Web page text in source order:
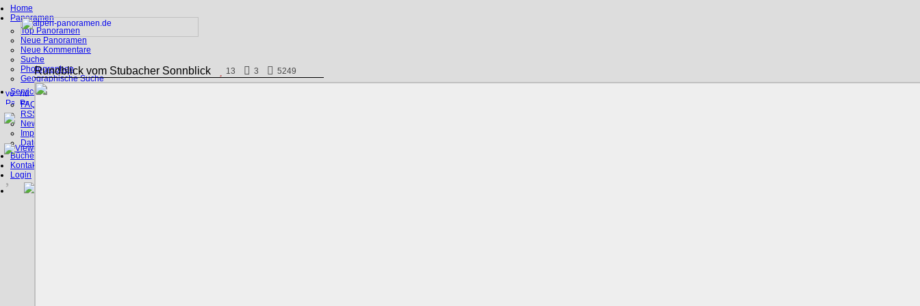
Home
Panoramen
Top Panoramen
Neue Panoramen
Neue Kommentare
Suche
Photographen
Geographische Suche
Service
FAQ
RSS, Google Earth
News
Impressum
Datenschutz
Bücher
Kontakt
Login
Rundblick vom Stubacher Sonnblick 13 3 5249